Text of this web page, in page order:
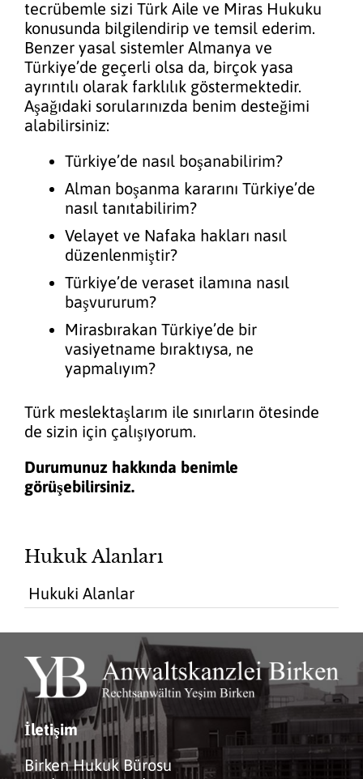
tecrübemle sizi Türk Aile ve Miras Hukuku
konusunda bilgilendirip ve temsil ederim.
Benzer yasal sistemler Almanya ve
Türkiye’de geçerli olsa da, birçok yasa
ayrıntılı olarak farklılık göstermektedir.
Aşağıdaki sorularınızda benim desteğimi
alabilirsiniz:
Türkiye’de nasıl boşanabilirim?
Alman boşanma kararını Türkiye’de
nasıl tanıtabilirim?
Velayet ve Nafaka hakları nasıl
düzenlenmiştir?
Türkiye’de veraset ilamına nasıl
başvururum?
Mirasbırakan Türkiye’de bir
vasiyetname bıraktıysa, ne
yapmalıyım?
Türk meslektaşlarım ile sınırların ötesinde
de sizin için çalışıyorum.
Durumunuz hakkında benimle
görüşebilirsiniz.
Hukuk Alanları
Hukuki Alanlar
İletişim
Birken Hukuk Bürosu